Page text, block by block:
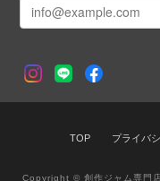
ストロベリーペッパージ
んのジャム。やっぱり美
2024/12/12
TOP プライバ
Copyright © 創作ジャム専門